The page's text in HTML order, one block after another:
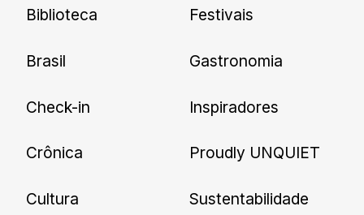
Biblioteca
Brasil
Check-in
Crônica
Cultura
Festivais
Gastronomia
Inspiradores
Proudly UNQUIET
Sustentabilidade